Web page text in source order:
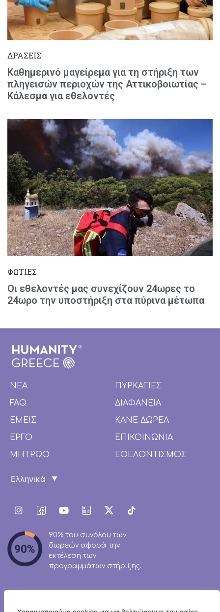
ΔΡΑΣΕΙΣ
Καθημερινό μαγείρεμα για τη στήριξη των
πληγεισών περιοχών της Αττικοβοιωτίας –
Κάλεσμα για εθελοντές
ΦΩΤΙΕΣ
Οι εθελοντές μας συνεχίζουν 24ωρες το
24ωρο την υποστήριξη στα πύρινα μέτωπα
ΝΕΑ
FAQ
ΕΜΕΙΣ
ΕΡΓΟ
ΜΗΤΡΩΟ
ΠΥΡΚΑΓΙΕΣ
ΔΙΑΦΑΝΕΙΑ
ΚΑΝΕ ΔΩΡΕΑ
ΕΠΙΚΟΙΝΩΝΙΑ
ΕΘΕΛΟΝΤΙΣΜΟΣ
90% του συνόλου των
δωρεών αφορά την
εκτέλεση των
προγραμμάτων στήριξης.